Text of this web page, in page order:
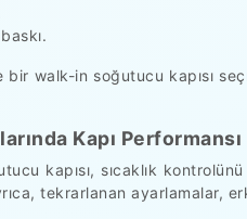
bir walk-in soğutucu kapısı
Kapı
kapısı, sıcaklık
tekrarlanan ayarlamalar,